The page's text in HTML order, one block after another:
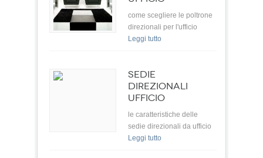
come scegliere le poltrone
direzionali per l'ufficio
Leggi tutto
SEDIE
DIREZIONALI
UFFICIO
le caratteristiche delle
sedie direzionali da ufficio
Leggi tutto